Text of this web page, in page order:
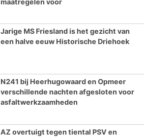
Jarige MS Friesland is het gezicht van
een halve eeuw Historische Driehoek
N241 bij Heerhugowaard en Opmeer
verschillende nachten afgesloten voor
asfaltwerkzaamheden
AZ overtuigt tegen tiental PSV en